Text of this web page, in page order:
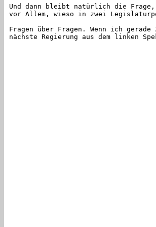
Und dann bleibt natürlich die
vor Allem, wieso in zwei
Fragen über Fragen. Wenn ich
nächste Regierung aus dem linken